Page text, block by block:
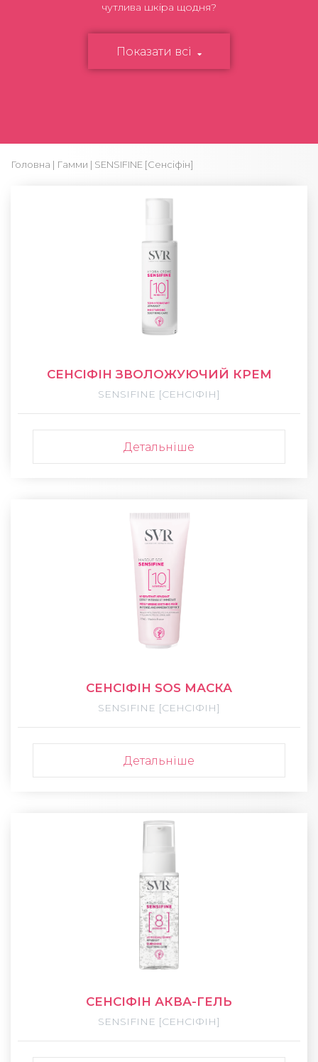
чутлива шкіра щодня?
Показати всі
Головна | Гамми | SENSIFINE [Сенсіфін]
СЕНСІФІН ЗВОЛОЖУЮЧИЙ КРЕМ
SENSIFINE [СЕНСІФІН]
Детальніше
СЕНСІФІН SOS МАСКА
SENSIFINE [СЕНСІФІН]
Детальніше
СЕНСІФІН АКВА-ГЕЛЬ
SENSIFINE [СЕНСІФІН]